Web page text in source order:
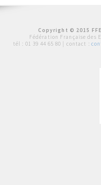
Copyright © 2015
Fédération Française des
tél : 01 39 44 65 80 | contact :